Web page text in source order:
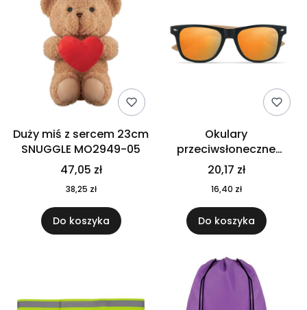
Duży miś z sercem 23cm
SNUGGLE MO2949-05
47,05 zł
38,25 zł
Do koszyka
Okulary
przeciwsłoneczne
CALIFORNIA TOUCH
MO9617-10
20,17 zł
16,40 zł
Do koszyka